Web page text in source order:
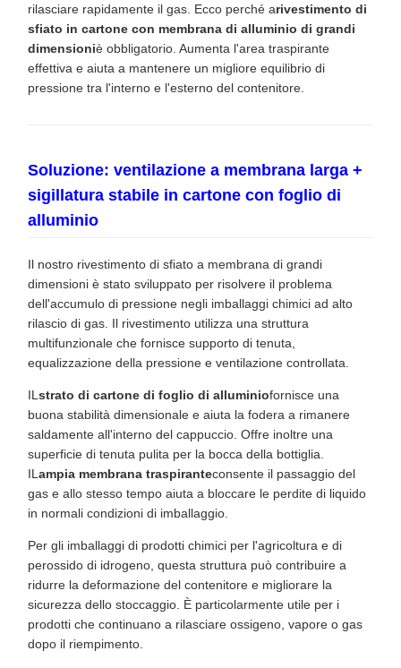
rilasciare rapidamente il gas. Ecco perché arivestimento di
sfiato in cartone con membrana di alluminio di grandi
dimensioniè obbligatorio. Aumenta l'area traspirante
effettiva e aiuta a mantenere un migliore equilibrio di
pressione tra l'interno e l'esterno del contenitore.
Soluzione: ventilazione a membrana larga +
sigillatura stabile in cartone con foglio di
alluminio
Il nostro rivestimento di sfiato a membrana di grandi
dimensioni è stato sviluppato per risolvere il problema
dell'accumulo di pressione negli imballaggi chimici ad alto
rilascio di gas. Il rivestimento utilizza una struttura
multifunzionale che fornisce supporto di tenuta,
equalizzazione della pressione e ventilazione controllata.
ILstrato di cartone di foglio di alluminiofornisce una
buona stabilità dimensionale e aiuta la fodera a rimanere
saldamente all'interno del cappuccio. Offre inoltre una
superficie di tenuta pulita per la bocca della bottiglia.
ILampia membrana traspiranteconsente il passaggio del
gas e allo stesso tempo aiuta a bloccare le perdite di liquido
in normali condizioni di imballaggio.
Per gli imballaggi di prodotti chimici per l'agricoltura e di
perossido di idrogeno, questa struttura può contribuire a
ridurre la deformazione del contenitore e migliorare la
sicurezza dello stoccaggio. È particolarmente utile per i
prodotti che continuano a rilasciare ossigeno, vapore o gas
dopo il riempimento.